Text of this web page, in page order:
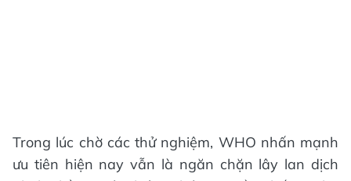
Trong lúc chờ các thử nghiệm, WHO nhấn mạnh
ưu tiên hiện nay vẫn là ngăn chặn lây lan dịch